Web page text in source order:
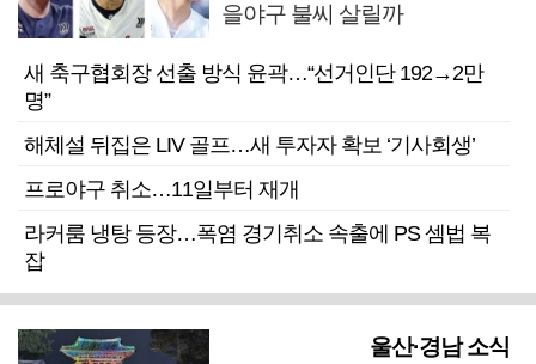
을야구 불씨 살릴까
새 축구협회장 선출 방식 윤곽…“선거인단 192→2만
명”
해체설 뒤집은 LIV 골프…새 투자자 확보 ‘기사회생’
프로야구 취소…11일부터 재개
라커룸 냉탕 등장…폭염 경기취소 속출에 PS 셈법 복
잡
울산·경남 소식